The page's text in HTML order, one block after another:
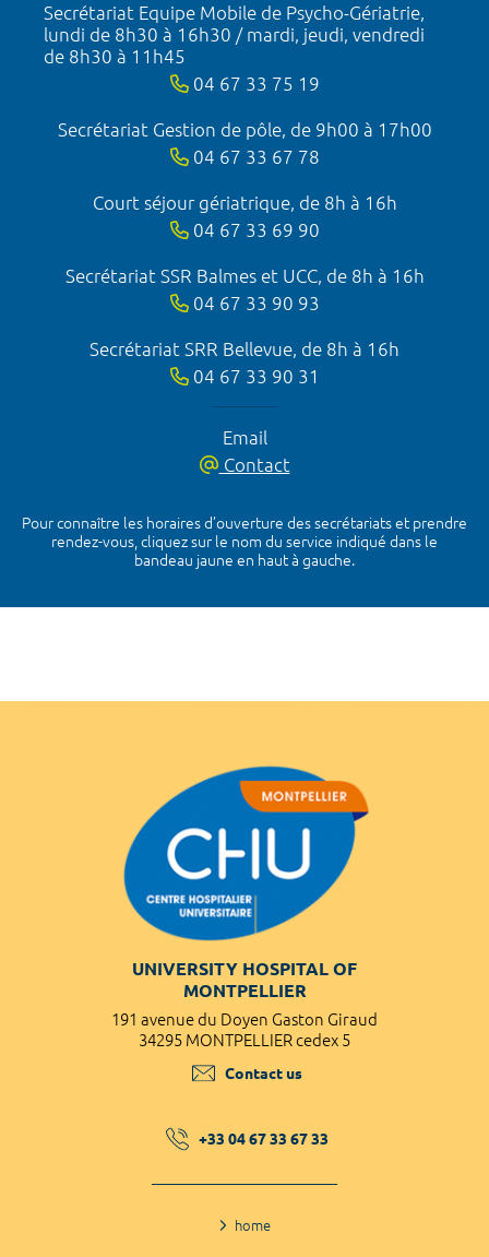
Secrétariat Equipe Mobile de Psycho-Gériatrie,
lundi de 8h30 à 16h30 / mardi, jeudi, vendredi
de 8h30 à 11h45
04 67 33 75 19
Secrétariat Gestion de pôle, de 9h00 à 17h00
04 67 33 67 78
Court séjour gériatrique, de 8h à 16h
04 67 33 69 90
Secrétariat SSR Balmes et UCC, de 8h à 16h
04 67 33 90 93
Secrétariat SRR Bellevue, de 8h à 16h
04 67 33 90 31
Email
Contact
Pour connaître les horaires d’ouverture des secrétariats et prendre
rendez-vous, cliquez sur le nom du service indiqué dans le
bandeau jaune en haut à gauche.
UNIVERSITY HOSPITAL OF
MONTPELLIER
191 avenue du Doyen Gaston Giraud
34295 MONTPELLIER cedex 5
Contact us
+33 04 67 33 67 33
home